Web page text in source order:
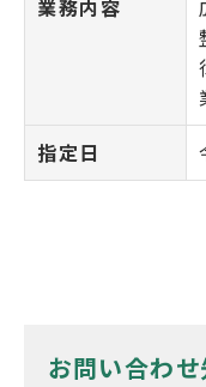
業務内容
指定日
お問い合わせ